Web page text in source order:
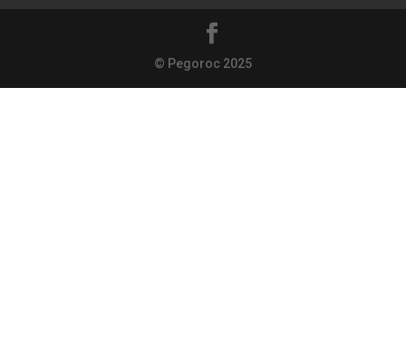
© Pegoroc 2025